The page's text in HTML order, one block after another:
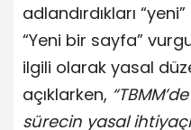
adlandırdıkları
“Yeni bir sayfa”
ilgili olarak yasal
açıklarken,
sürecin yasal